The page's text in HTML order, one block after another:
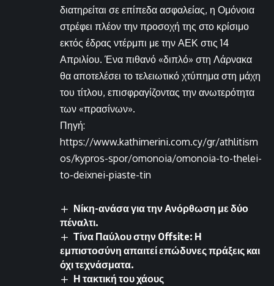
διατηρείται σε επίπεδα ασφαλείας, η Ομόνοια
στρέφει πλέον την προσοχή της στο κρίσιμο
εκτός έδρας ντέρμπι με την ΑΕΚ στις 14
Απριλίου. Ένα πιθανό «διπλό» στη Λάρνακα
θα αποτελέσει το τελειωτικό χτύπημα στη μάχη
του τίτλου, επισφραγίζοντας την ανωτερότητα
των «πρασίνων».
Πηγή:
https://www.kathimerini.com.cy/gr/athlitism
os/kypros-spor/omonoia/omonoia-to-thelei-
to-deixnei-piaste-tin
Νίκη-ανάσα για την Ανόρθωση με δύο
πέναλτι.
Τίνα Παύλου στην Offsite: Η
εμπιστοσύνη απαιτεί επώδυνες πράξεις και
όχι τεχνάσματα.
Η τακτική του χάους